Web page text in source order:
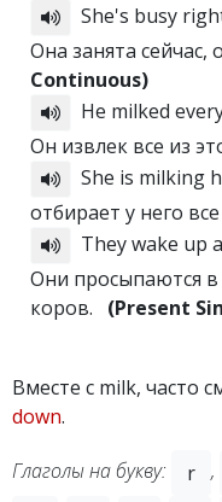
She's busy
Она занята сейчас,
Continuous)
He milked
Он извлек все из
She is milking
отбирает у него
They wake up
Они просыпаются в
коров. (Present
Вместе с milk, часто
down.
Глаголы на букву: r ,